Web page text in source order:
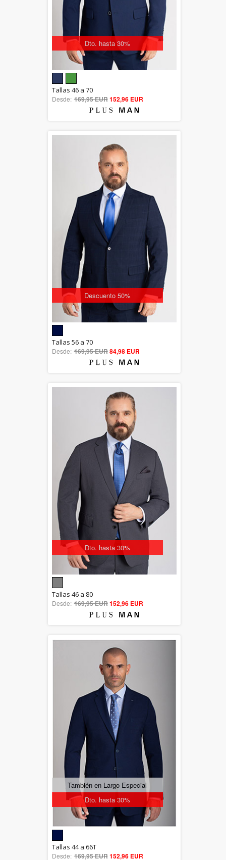
Dto. hasta 30%
out of 5
Tallas 46 a 70
Desde: 169,95 EUR152,96 EUR
Descuento 50%
out of 5
Tallas 56 a 70
Desde: 169,95 EUR84,98 EUR
Dto. hasta 30%
out of 5
Tallas 46 a 80
Desde: 169,95 EUR152,96 EUR
Dto. hasta 30%
También en Largo Especial
5.00
out of 5
Tallas 44 a 66T
Desde: 169,95 EUR152,96 EUR